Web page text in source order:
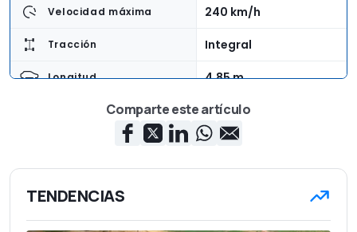
Velocidad máxima 240 km/h
Tracción Integral
Longitud 4,85 m
1,95 m
1,67 m
Comparte este artículo
TENDENCIAS